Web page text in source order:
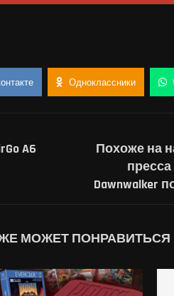
Одноклассники
A6
Похоже на
пресса
Dawnwalker
МОЖЕТ ПОНРАВИТЬСЯ